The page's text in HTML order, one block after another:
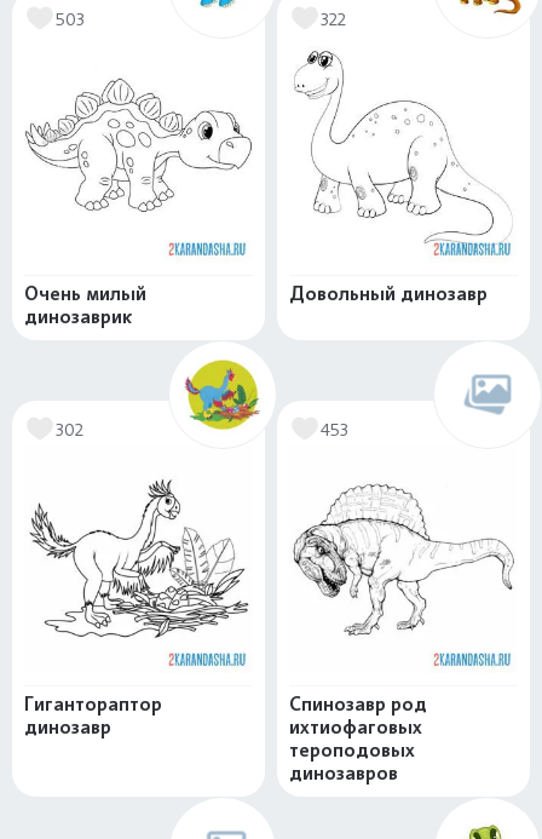
503
Очень милый
динозаврик
322
Довольный динозавр
302
Гигантораптор
динозавр
453
Спинозавр род
ихтиофаговых
тероподовых
динозавров